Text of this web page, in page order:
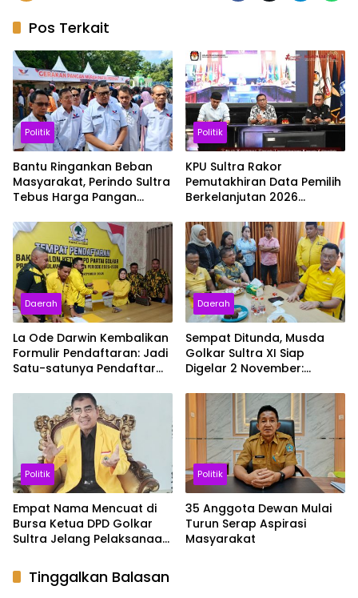
Pos Terkait
Politik
Bantu Ringankan Beban
Masyarakat, Perindo Sultra
Tebus Harga Pangan
Murah
Politik
KPU Sultra Rakor
Pemutakhiran Data Pemilih
Berkelanjutan 2026
Kabupaten Kota
Daerah
La Ode Darwin Kembalikan
Formulir Pendaftaran: Jadi
Satu-satunya Pendaftar
Daerah
Sempat Ditunda, Musda
Golkar Sultra XI Siap
Digelar 2 November:
Soliditas
Politik
Empat Nama Mencuat di
Bursa Ketua DPD Golkar
Sultra Jelang Pelaksanaan
Politik
35 Anggota Dewan Mulai
Turun Serap Aspirasi
Masyarakat
Tinggalkan Balasan